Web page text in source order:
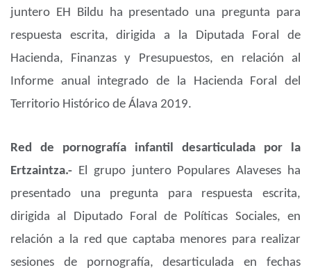
juntero EH Bildu ha presentado una pregunta para
respuesta escrita, dirigida a la Diputada Foral de
Hacienda, Finanzas y Presupuestos, en relación al
Informe anual integrado de la Hacienda Foral del
Territorio Histórico de Álava 2019.
Red de pornografía infantil desarticulada por la
Ertzaintza.- El grupo juntero Populares Alaveses ha
presentado una pregunta para respuesta escrita,
dirigida al Diputado Foral de Políticas Sociales, en
relación a la red que captaba menores para realizar
sesiones de pornografía, desarticulada en fechas